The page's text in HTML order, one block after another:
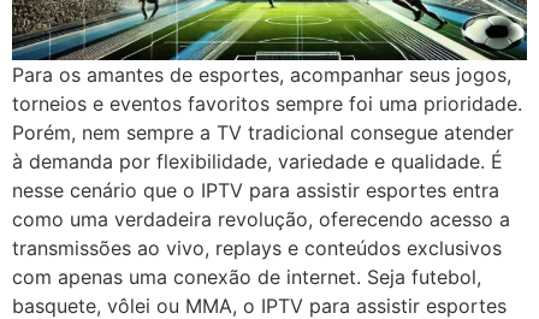
Para os amantes de esportes, acompanhar seus jogos,
torneios e eventos favoritos sempre foi uma prioridade.
Porém, nem sempre a TV tradicional consegue atender
à demanda por flexibilidade, variedade e qualidade. É
nesse cenário que o IPTV para assistir esportes entra
como uma verdadeira revolução, oferecendo acesso a
transmissões ao vivo, replays e conteúdos exclusivos
com apenas uma conexão de internet. Seja futebol,
basquete, vôlei ou MMA, o IPTV para assistir esportes